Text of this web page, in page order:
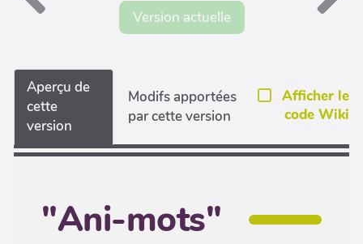
Version actuelle
Aperçu de
cette
version
Modifs apportées
par cette version
Afficher le
code Wiki
"Ani-mots"